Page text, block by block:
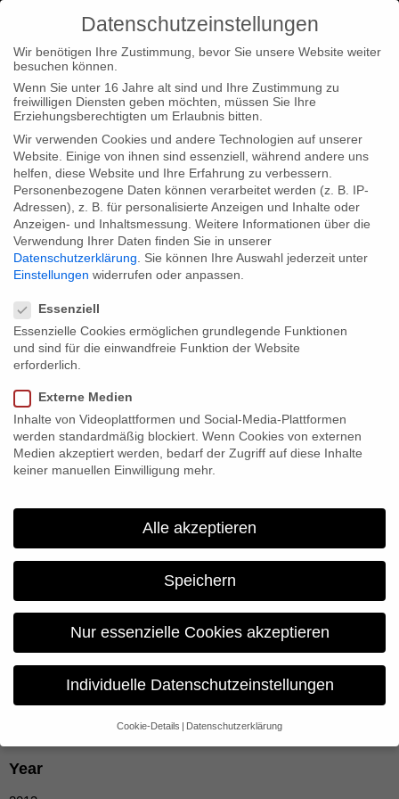
Modern Ruins
MODERN RUINS IS A 5-PART SERIES ABOUT THE
DISINTEGRATING MODERN MONUMENTS WITNESSING
DREAMS AND UTOPIAS, STRUCTURAL AND POLITICAL
CHANGES AND HOW NATURE RECONQUERS LIVING
SPACE.
Year
Datenschutzeinstellungen
Wir benötigen Ihre Zustimmung, bevor Sie unsere Website weiter
besuchen können.
Wenn Sie unter 16 Jahre alt sind und Ihre Zustimmung zu
freiwilligen Diensten geben möchten, müssen Sie Ihre
Erziehungsberechtigten um Erlaubnis bitten.
Wir verwenden Cookies und andere Technologien auf unserer
Website. Einige von ihnen sind essenziell, während andere uns
helfen, diese Website und Ihre Erfahrung zu verbessern.
Personenbezogene Daten können verarbeitet werden (z. B. IP-
Adressen), z. B. für personalisierte Anzeigen und Inhalte oder
Anzeigen- und Inhaltsmessung. Weitere Informationen über die
Verwendung Ihrer Daten finden Sie in unserer
Datenschutzerklärung
Sie können Ihre Auswahl jederzeit unter
Einstellungen widerrufen oder anpassen.
Essenziell
Essenzielle Cookies ermöglichen grundlegende Funktionen
und sind für die einwandfreie Funktion der Website
erforderlich.
Externe Medien
Inhalte von Videoplattformen und Social-Media-Plattformen
werden standardmäßig blockiert. Wenn Cookies von externen
Medien akzeptiert werden, bedarf der Zugriff auf diese Inhalte
keiner manuellen Einwilligung mehr.
Alle akzeptieren
Speichern
Nur essenzielle Cookies akzeptieren
Individuelle Datenschutzeinstellungen
Cookie-Details Datenschutzerklärung
Datenschutzeinstellungen
Wenn Sie unter 16 Jahre alt sind und Ihre Zustimmung zu